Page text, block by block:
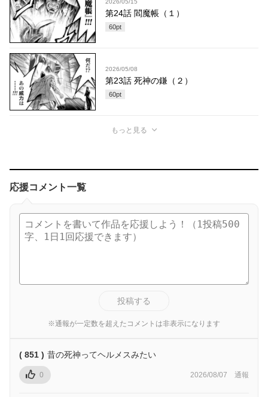
2026/05/15
第24話 閻魔帳（１）
60pt
2026/05/08
第23話 死神の鎌（２）
60pt
もっと見る
応援コメント一覧
投稿する
※通報が一定数を超えたコメントは非表示になります
( 851 ) 昔の死神ってヘルメスみたい
0 2026/08/07 通報